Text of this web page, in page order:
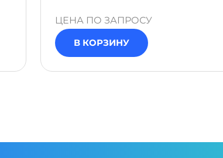
ЦЕНА ПО ЗАПРОСУ
В КОРЗИНУ